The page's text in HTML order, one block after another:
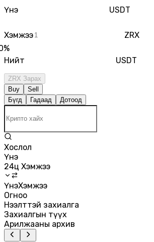
Үнэ USDT
Хэмжээ
ZRX
%
Нийт
USDT
ZRX Зарах
Buy
Sell
Бүгд
Гадаад Дотоод
Хослол
Үнэ
24ц Хэмжээ
ҮнэХэмжээ
Огноо
Нээлттэй захиалга
Захиалгын түүх
Арилжааны архив